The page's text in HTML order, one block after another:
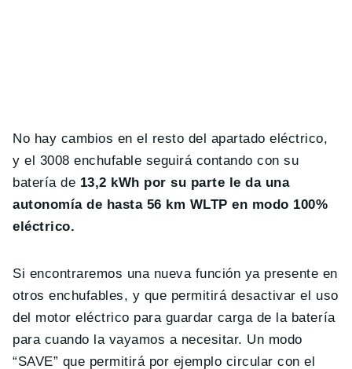
No hay cambios en el resto del apartado eléctrico,
y el 3008 enchufable seguirá contando con su
batería de 13,2 kWh por su parte le da una
autonomía de hasta 56 km WLTP en modo 100%
eléctrico.
Si encontraremos una nueva función ya presente en
otros enchufables, y que permitirá desactivar el uso
del motor eléctrico para guardar carga de la batería
para cuando la vayamos a necesitar. Un modo
“SAVE” que permitirá por ejemplo circular con el